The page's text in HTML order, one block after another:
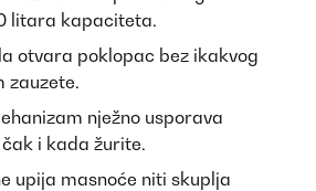
litara kapaciteta.
otvara poklopac bez ikakvog
zauzete.
nježno usporava
i kada žurite.
upija masnoće niti skuplja